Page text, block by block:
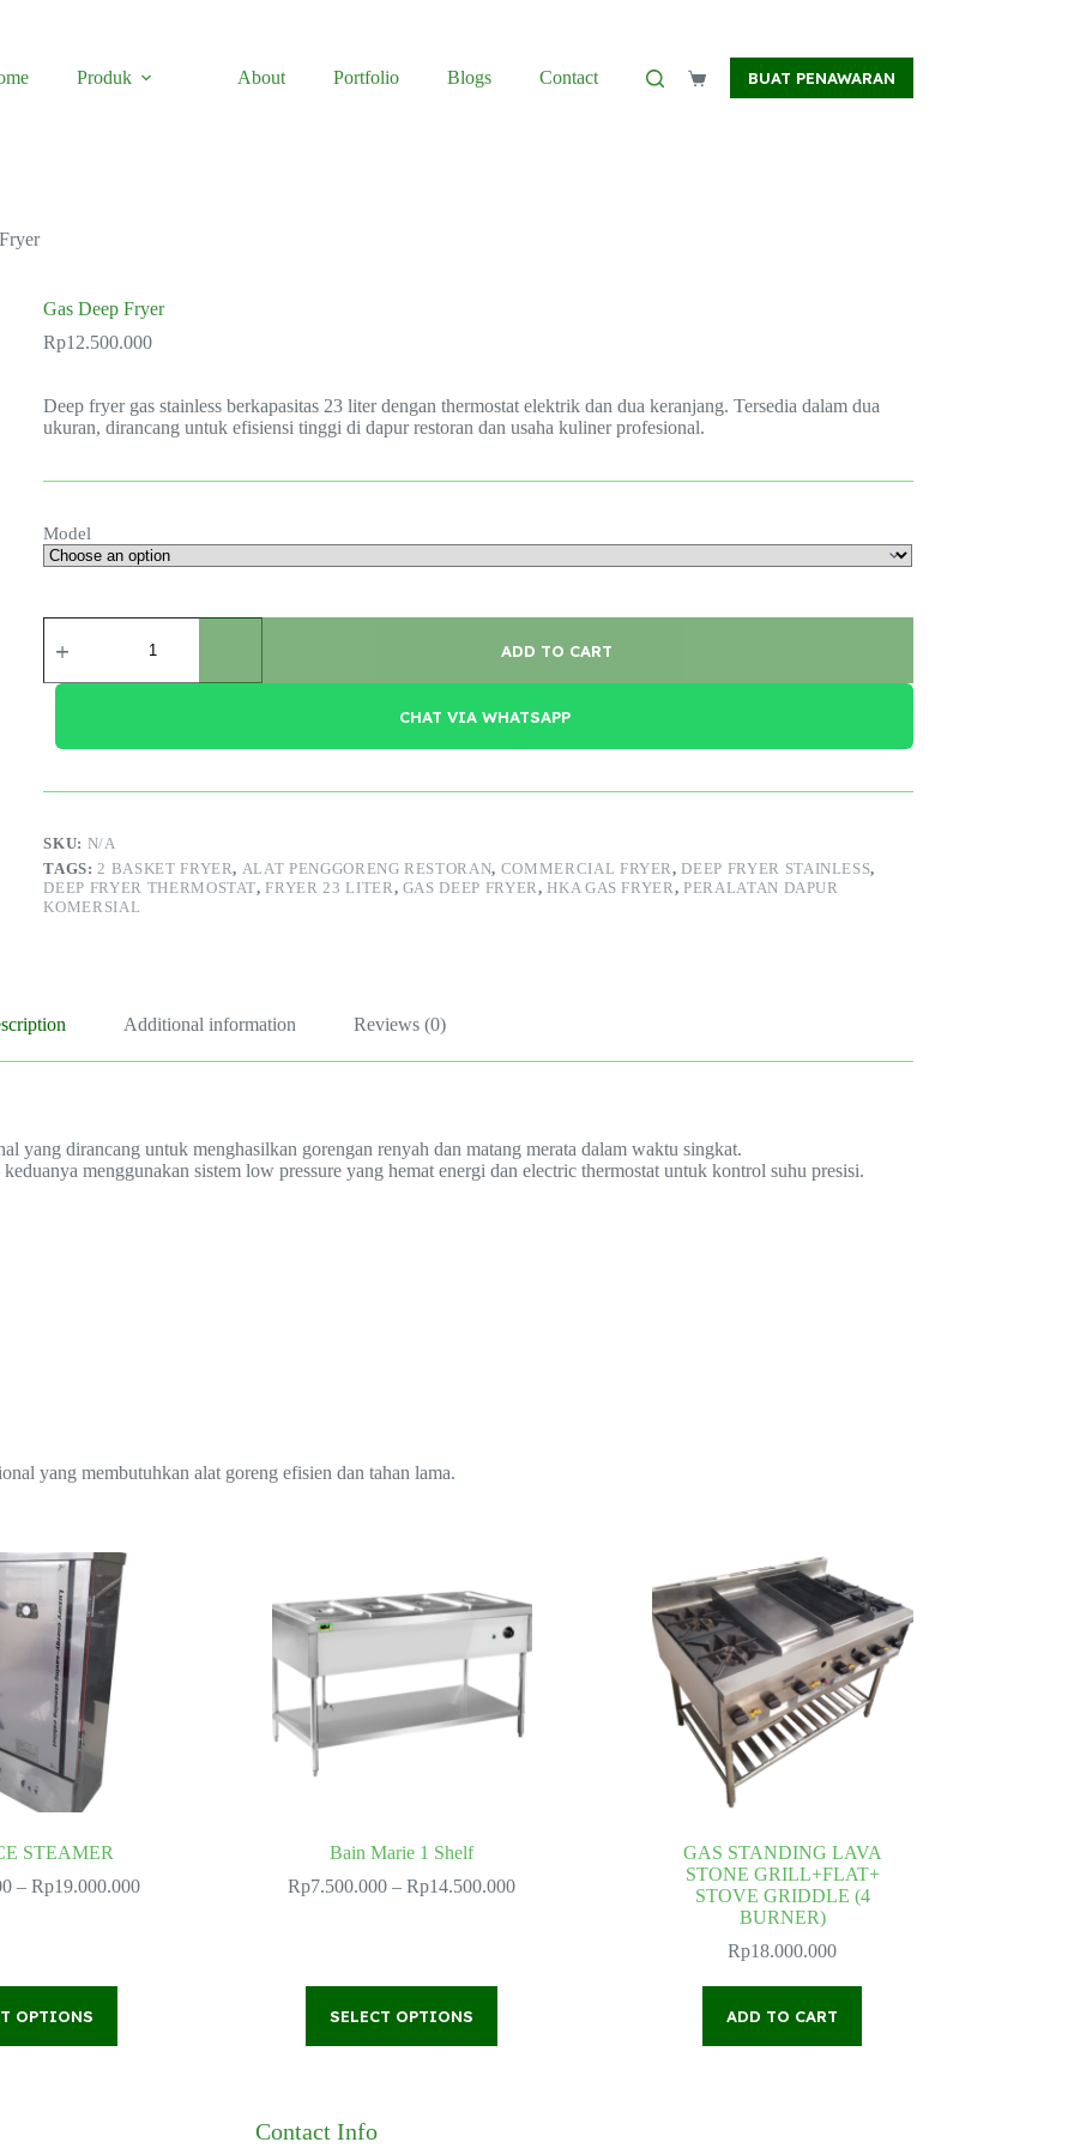
Produk About Portfolio Blogs Contact
ShoppingBUAT PENAWARAN
Gas Deep Fryer
Rp12.500.000
Deep fryer gas stainless berkapasitas 23 liter dengan thermostat elektrik dan dua keranjang. Tersedia dalam dua
ukuran, dirancang untuk efisiensi tinggi di dapur restoran dan usaha kuliner profesional.
Model
Deep
quantity
ADD TO CART
CHAT VIA WHATSAPP
SKU: N/A
TAGS:2 BASKET FRYER, ALAT PENGGORENG RESTORAN, COMMERCIAL FRYER,DEEP FRYER STAINLESS,
DEEP FRYER THERMOSTAT,FRYER 23 LITER, GAS DEEP FRYER,HKA GAS FRYER,PERALATAN DAPUR
KOMERSIAL
Additional information Reviews (0)
yang dirancang untuk menghasilkan gorengan renyah dan matang merata dalam waktu singkat.
menggunakan sistem low pressure yang hemat energi dan electric thermostat untuk kontrol suhu presisi.
yang membutuhkan alat goreng efisien dan tahan lama.
STEAMER
– Rp19.000.000Price
OPTIONS
product
Bain Marie 1 Shelf
Rp7.500.000 – Rp14.500.000Price
SELECT OPTIONS
product
GAS STANDING LAVA
STONE GRILL+FLAT+
STOVE GRIDDLE (4
BURNER)
Rp18.000.000
ADD TO CART
Contact Info